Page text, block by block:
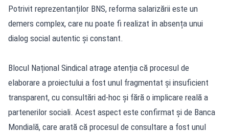
Potrivit reprezentanților BNS, reforma salarizării este un
demers complex, care nu poate fi realizat în absența unui
dialog social autentic și constant.
Blocul Național Sindical atrage atenția că procesul de
elaborare a proiectului a fost unul fragmentat și insuficient
transparent, cu consultări ad-hoc și fără o implicare reală a
partenerilor sociali. Acest aspect este confirmat și de Banca
Mondială, care arată că procesul de consultare a fost unul